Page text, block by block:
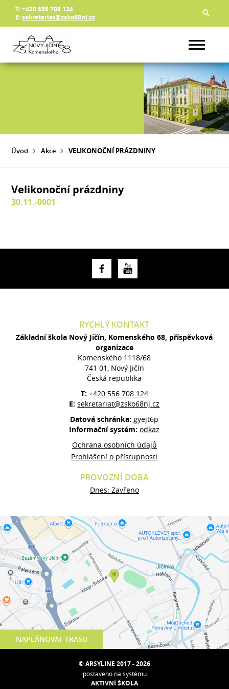
T:+420 556 708 124
E:sekretariat@zsko68nj.cz
Úvod Akce VELIKONOČNÍ PRÁZDNINY
Velikonoční prázdniny
30.11.-0001
NAPLÁNOVAT TRASU
RYCHLÝ KONTAKT
Základní škola Nový Jičín, Komenského 68, příspěvková
organizace
Komenského 1118/68
741 01, Nový Jičín
Česká republika
T: +420 556 708 124
E:sekretariat@zsko68nj.cz
Datová schránka:gyejt6p
Informační systém:odkaz
Ochrana osobních údajů
Prohlášení o přístupnosti
PROVOZNÍ DOBA
Dnes: Zavřeno
© ARSYLINE 2017 - 2026
postaveno na systému
AKTIVNÍ ŠKOLA